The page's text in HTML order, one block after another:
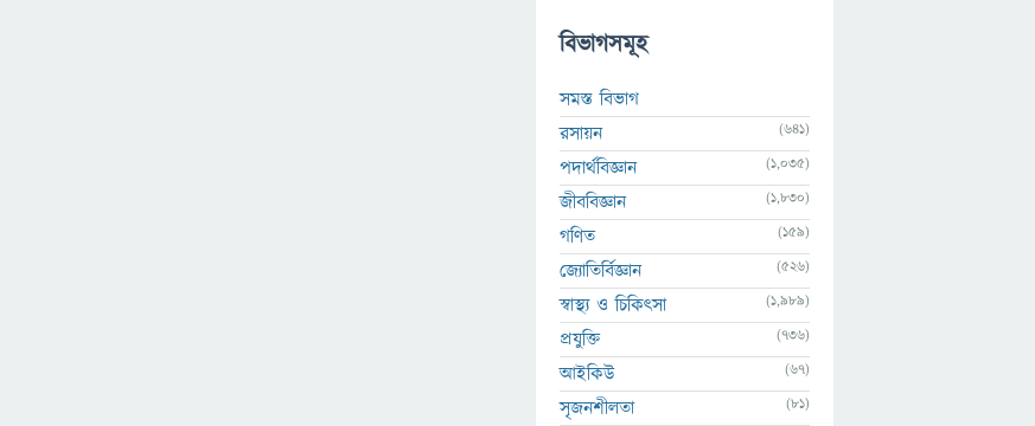
বিভাগসমূহ
সমস্ত বিভাগ
রসায়ন
(641)
পদার্থবিজ্ঞান (1,035)
জীববিজ্ঞান (1,830)
গণিত (159)
জ্যোতির্বিজ্ঞান (526)
স্বাস্থ্য ও চিকিৎসা (1,989)
প্রযুক্তি (736)
আইকিউ (67)
সৃজনশীলতা (81)